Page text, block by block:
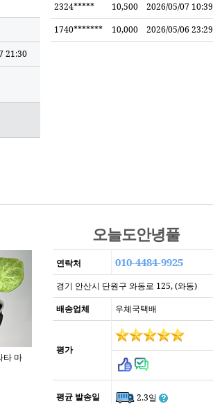
21:30
2324*****
10,500
2026/05/07 10:39
1740*******
10,000 2026/05/06 23:29
오늘도안녕풀
연락처 010-4484-9925
경기 안산시 단원구 와동로 125, (와동)
배송업체
우체국택배
평가
평균 발송일 2.3일